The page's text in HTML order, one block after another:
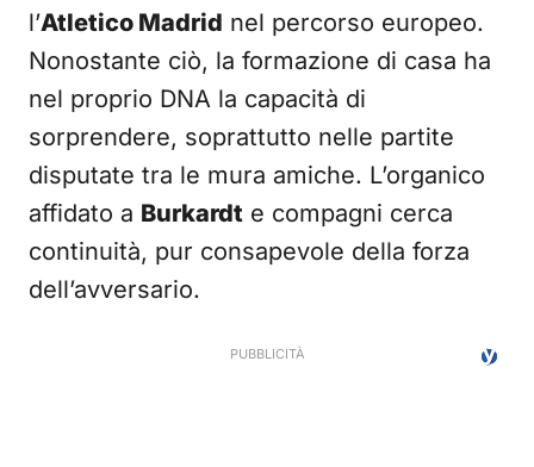
l’Atletico Madrid nel percorso europeo.
Nonostante ciò, la formazione di casa ha
nel proprio DNA la capacità di
sorprendere, soprattutto nelle partite
disputate tra le mura amiche. L’organico
affidato a Burkardt e compagni cerca
continuità, pur consapevole della forza
dell’avversario.